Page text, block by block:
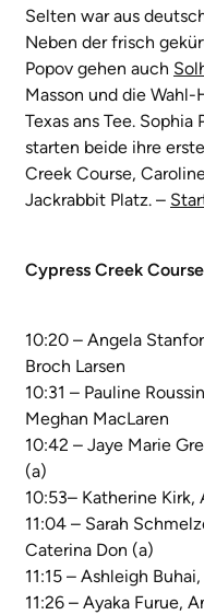
Selten war aus
Neben der frisch
Popov gehen auch
Masson und die
Texas ans Tee.
starten beide ihre
Creek Course,
Jackrabbit Platz. –
Cypress Creek Course
10:20 – Angela
Broch Larsen
10:31 – Pauline
Meghan MacLaren
10:42 – Jaye Marie
(a)
10:53– Katherine Kirk,
11:04 – Sarah
Caterina Don (a)
11:15 – Ashleigh
11:26 – Ayaka Furue,